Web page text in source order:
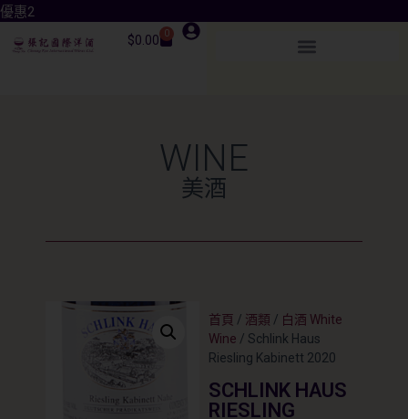
優惠3
$0.00 0
WINE
美酒
首頁 / 酒類 / 白酒 White
Wine / Schlink Haus
Riesling Kabinett 2020
SCHLINK HAUS
RIESLING